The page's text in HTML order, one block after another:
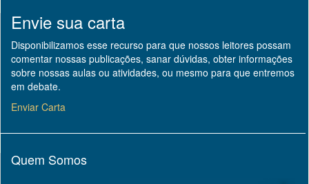
Envie sua carta
Disponibilizamos esse recurso para que nossos leitores possam
comentar nossas publicações, sanar dúvidas, obter informações
sobre nossas aulas ou atividades, ou mesmo para que entremos
em debate.
Enviar Carta
Quem Somos